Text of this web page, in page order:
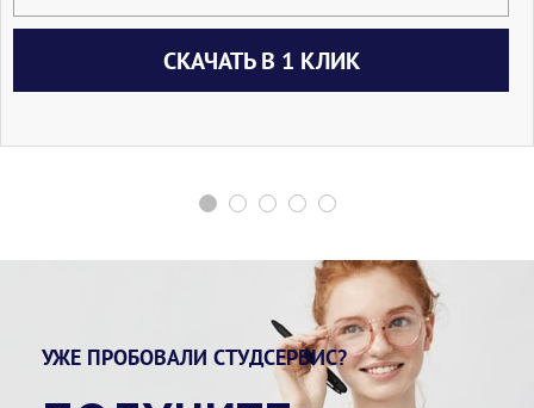
СКАЧАТЬ В 1 КЛИК
УЖЕ ПРОБОВАЛИ СТУДСЕРВИС?